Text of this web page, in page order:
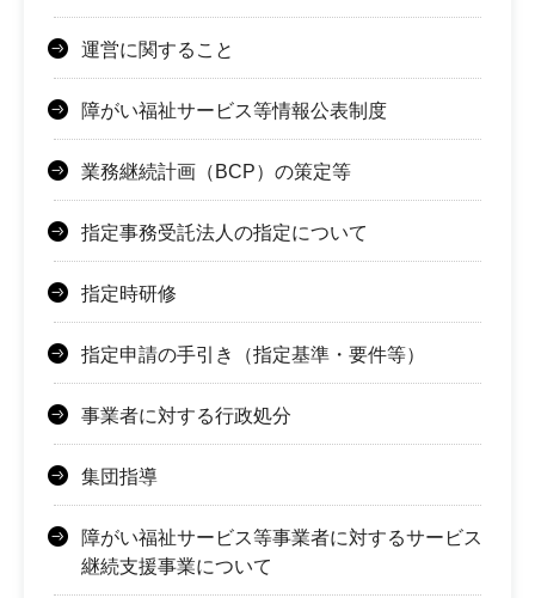
運営に関すること
障がい福祉サービス等情報公表制度
業務継続計画（BCP）の策定等
指定事務受託法人の指定について
指定時研修
指定申請の手引き（指定基準・要件等）
事業者に対する行政処分
集団指導
障がい福祉サービス等事業者に対するサービス
継続支援事業について